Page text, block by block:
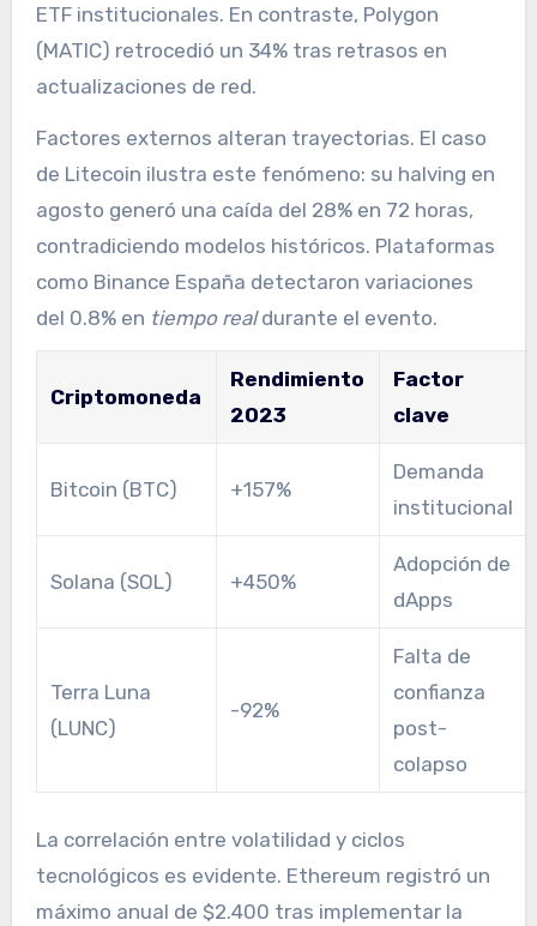
ETF institucionales. En contraste, Polygon
(MATIC) retrocedió un 34% tras retrasos en
actualizaciones de red.
Factores externos alteran trayectorias. El caso
de Litecoin ilustra este fenómeno: su halving en
agosto generó una caída del 28% en 72 horas,
contradiciendo modelos históricos. Plataformas
como Binance España detectaron variaciones
del 0.8% en tiempo realdurante el evento.
Criptomoneda
Rendimiento
2023
Factor
clave
Bitcoin (BTC) +157%
Demanda
institucional
Solana (SOL) +450%
Adopción de
dApps
Terra Luna
(LUNC)
-92%
Falta de
confianza
post-
colapso
La correlación entre volatilidad y ciclos
tecnológicos es evidente. Ethereum registró un
máximo anual de $2.400 tras implementar la